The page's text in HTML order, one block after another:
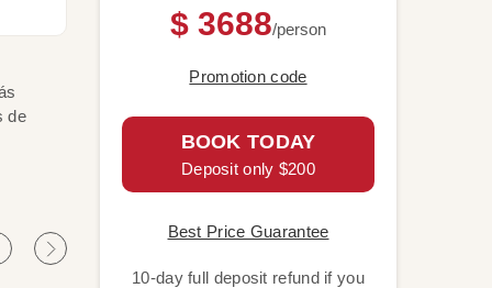
de
$ 3688/person
Promotion code
BOOK TODAY
Deposit only $200
Best Price Guarantee
10-day full deposit refund if you